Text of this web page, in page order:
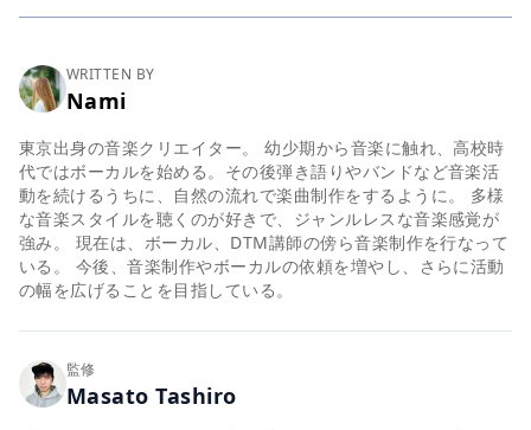
WRITTEN BY
Nami
東京出身の音楽クリエイター。 幼少期から音楽に触れ、高校時
代ではボーカルを始める。その後弾き語りやバンドなど音楽活
動を続けるうちに、自然の流れで楽曲制作をするように。 多様
な音楽スタイルを聴くのが好きで、ジャンルレスな音楽感覚が
強み。 現在は、ボーカル、DTM講師の傍ら音楽制作を行なって
いる。 今後、音楽制作やボーカルの依頼を増やし、さらに活動
の幅を広げることを目指している。
監修
Masato Tashiro